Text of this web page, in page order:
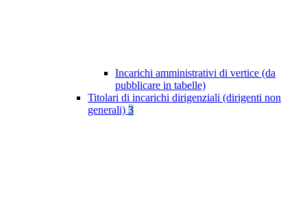
Incarichi amministrativi di vertice (da
pubblicare in tabelle)
Titolari di incarichi dirigenziali (dirigenti non
generali) 3